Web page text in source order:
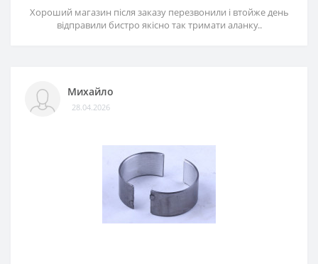
Хороший магазин після заказу перезвонили і втойже день
відправили бистро якісно так тримати аланку..
Михайло
28.04.2026